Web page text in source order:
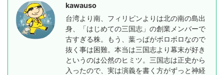
kawauso
台湾より南、フィリピンよりは北の南の島出
身、「はじめての三国志」の創業メンバーで
古すぎる株。もう、葉っぱがボロボロなので
抜く事は困難。本当は三国志より幕末が好き
というのは公然のヒミツ。三国志は正史から
入ったので、実は演義を書く方がずっと神経